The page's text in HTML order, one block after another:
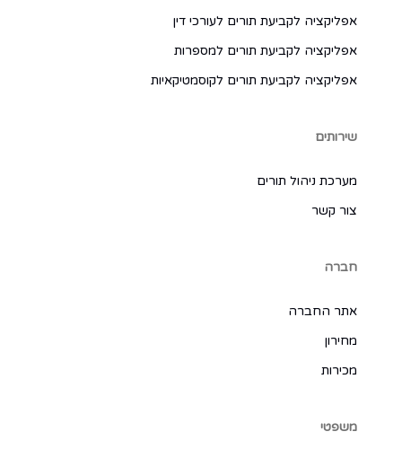
אפליקציה לקביעת תורים לעורכי דין
אפליקציה לקביעת תורים למספרות
אפליקציה לקביעת תורים לקוסמטיקאיות
שירותים
מערכת ניהול תורים
צור קשר
חברה
אתר החברה
מחירון
מכירות
משפטי